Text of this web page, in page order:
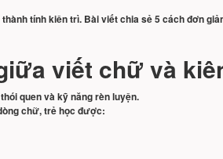
tính kiên trì. Bài viết chia sẻ 5 cách đơn
viết chữ và
quen và kỹ năng rèn luyện.
chữ, trẻ học được: